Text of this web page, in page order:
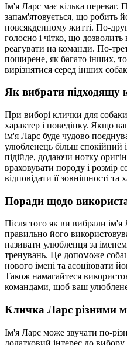
Ім'я Ларс має кілька переваг.
запам'ятовується, що робить
повсякденному житті. По-
голосно і чітко, що
реагувати на команди. По-
поширене, як багато інших,
вирізнятися серед інших
Як вибрати підходящу
При виборі клички для
характер і поведінку. Якщо
ім'я Ларс буде чудово
улюбленець більш спокійний
підійде, додаючи нотку
враховувати породу і розмір
відповідати її зовнішності та
Поради щодо
Після того як ви вибрали
правильно його
називати улюбленця за
тренувань. Це допоможе
нового імені та асоціювати
Також намагайтеся
командами, щоб ваш
Кличка Ларс різними
Ім'я Ларс може звучати по-
додатковий інтерес до